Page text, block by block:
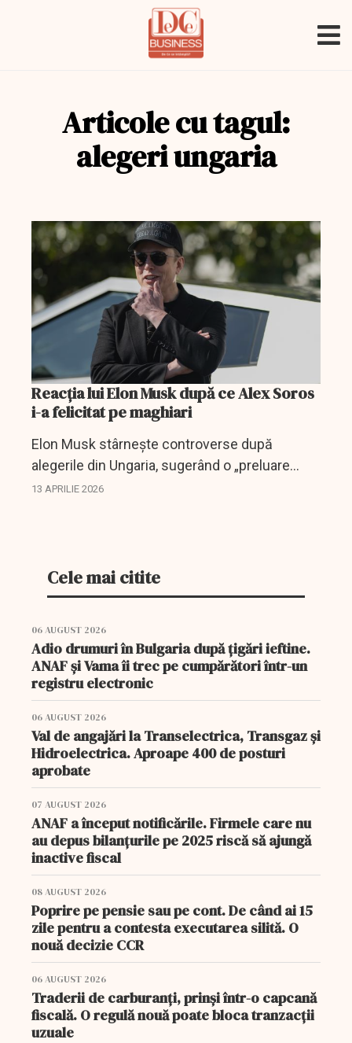
Articole cu tagul:
alegeri ungaria
Reacția lui Elon Musk după ce Alex Soros
i-a felicitat pe maghiari
Elon Musk stârnește controverse după
alegerile din Ungaria, sugerând o „preluare
Soros”, în timp ce reacția vine după implicarea
13 APRILIE 2026
Cele mai citite
06 AUGUST 2026
Adio drumuri în Bulgaria după țigări ieftine.
ANAF și Vama îi trec pe cumpărători într-un
registru electronic
06 AUGUST 2026
Val de angajări la Transelectrica, Transgaz și
Hidroelectrica. Aproape 400 de posturi
aprobate
07 AUGUST 2026
ANAF a început notificările. Firmele care nu
au depus bilanțurile pe 2025 riscă să ajungă
inactive fiscal
08 AUGUST 2026
Poprire pe pensie sau pe cont. De când ai 15
zile pentru a contesta executarea silită. O
nouă decizie CCR
06 AUGUST 2026
Traderii de carburanți, prinși într-o capcană
fiscală. O regulă nouă poate bloca tranzacții
uzuale